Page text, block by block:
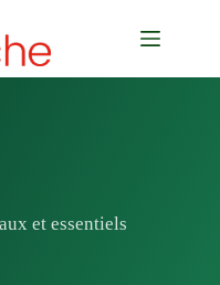
et essentiels